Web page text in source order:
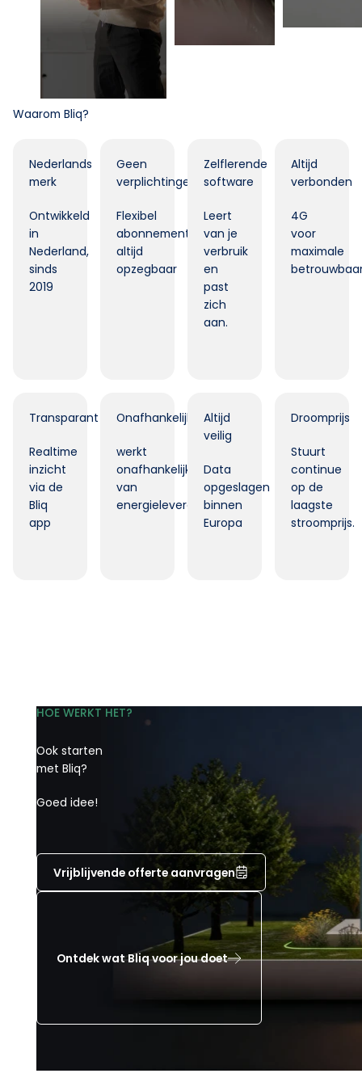
Waarom Bliq?
Nederlands
merk
Ontwikkeld
in
Nederland,
sinds
2019
Geen
verplichtingen
Flexibel
abonnement,
altijd
opzegbaar
Zelflerende
software
Leert
van je
verbruik
en
past
zich
aan.
Altijd
verbonden
4G
voor
maximale
Transparant
Realtime
inzicht
via de
Bliq
app
Onafhankelijk
werkt
onafhankelijk
van
energieleverancier.
Altijd
veilig
Data
opgeslagen
binnen
Europa
Droomprijs
Stuurt
continue
op de
laagste
stroomprijs.
HOE WERKT HET?
Ook starten
met Bliq?
Goed idee!
Vrijblijvende offerte aanvragen
Ontdek wat Bliq voor jou doet